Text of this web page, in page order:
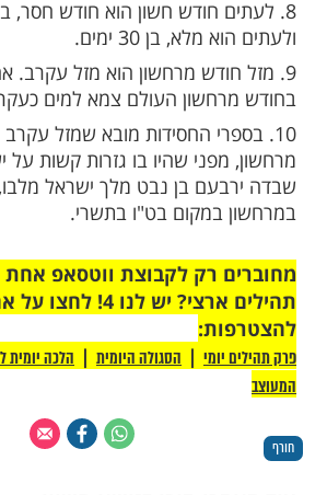
אחרת מסבירה את השם בול
חשון התחיל מבול נח לרדת
לשם החודש את "מר"
"הן גוים כמר מדלי".-
מרירות, כי בחודש זה אין
למעשה, אירעו בו לא מעט
החסידות מוסבר שם החודש
כיוון שבמהלכו ממשיכים
בחודש תשרי.
מרחשון הוא מזל עקרב. אחת